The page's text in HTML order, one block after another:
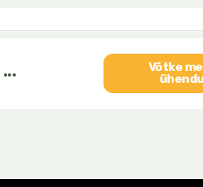
···
Võtke